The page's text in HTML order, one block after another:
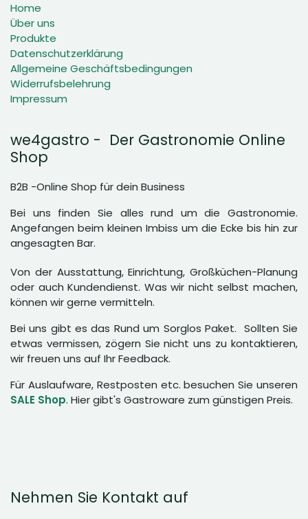
Home
Über uns
Produkte
Datenschutzerklärung
Allgemeine Geschäftsbedingungen
Widerrufsbelehrung
Impressum
we4gastro - Der Gastronomie Online
Shop
B2B -Online Shop für dein Business
Bei uns finden Sie alles rund um die Gastronomie.
Angefangen beim kleinen Imbiss um die Ecke bis hin zur
angesagten Bar.
Von der Ausstattung, Einrichtung, Großküchen-Planung
oder auch Kundendienst. Was wir nicht selbst machen,
können wir gerne vermitteln.
Bei uns gibt es das Rund um Sorglos Paket. Sollten Sie
etwas vermissen, zögern Sie nicht uns zu kontaktieren,
wir freuen uns auf Ihr Feedback.
Für Auslaufware, Restposten etc. besuchen Sie unseren
SALE Shop. Hier gibt's Gastroware zum günstigen Preis.
Nehmen Sie Kontakt auf